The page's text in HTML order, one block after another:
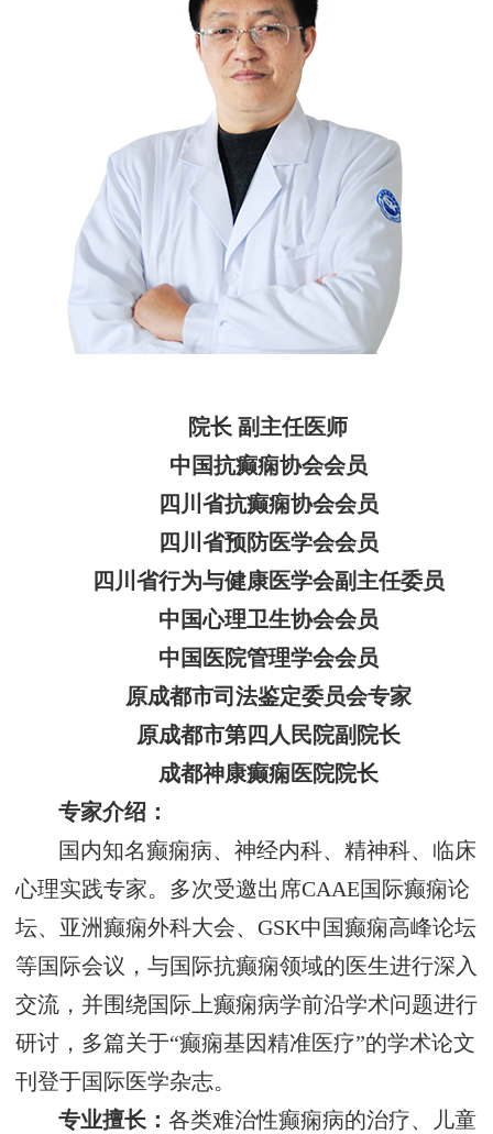
院长 副主任医师
中国抗癫痫协会会员
四川省抗癫痫协会会员
四川省预防医学会会员
四川省行为与健康医学会副主任委员
中国心理卫生协会会员
中国医院管理学会会员
原成都市司法鉴定委员会专家
原成都市第四人民院副院长
成都神康癫痫医院院长
专家介绍：
国内知名癫痫病、神经内科、精神科、临床
心理实践专家。多次受邀出席CAAE国际癫痫论
坛、亚洲癫痫外科大会、GSK中国癫痫高峰论坛
等国际会议，与国际抗癫痫领域的医生进行深入
交流，并围绕国际上癫痫病学前沿学术问题进行
研讨，多篇关于“癫痫基因精准医疗”的学术论文
刊登于国际医学杂志。
专业擅长：各类难治性癫痫病的治疗、儿童